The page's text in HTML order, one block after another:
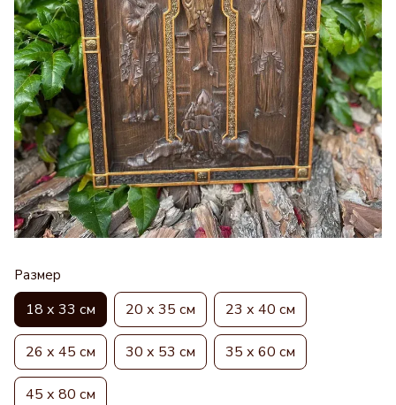
Размер
18 х 33 см 20 х 35 см 23 х 40 см
26 х 45 см 30 х 53 см 35 х 60 см
45 х 80 см